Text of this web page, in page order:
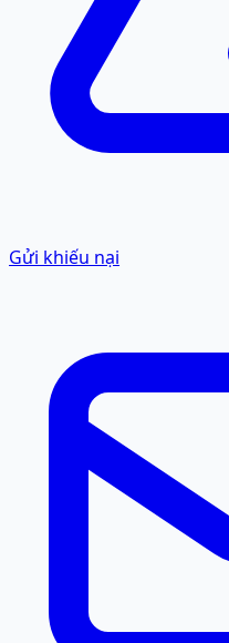
Gửi khiếu nại